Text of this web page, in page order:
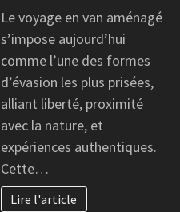
Le voyage en van aménagé
s’impose aujourd’hui
comme l’une des formes
d’évasion les plus prisées,
alliant liberté, proximité
avec la nature, et
expériences authentiques.
Cette…
Lire l'article